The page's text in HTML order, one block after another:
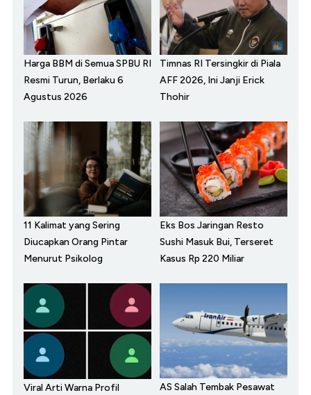
Harga BBM di Semua SPBU RI
Resmi Turun, Berlaku 6
Agustus 2026
Timnas RI Tersingkir di Piala
AFF 2026, Ini Janji Erick
Thohir
11 Kalimat yang Sering
Diucapkan Orang Pintar
Menurut Psikolog
Eks Bos Jaringan Resto
Sushi Masuk Bui, Terseret
Kasus Rp 220 Miliar
Viral Arti Warna Profil
AS Salah Tembak Pesawat